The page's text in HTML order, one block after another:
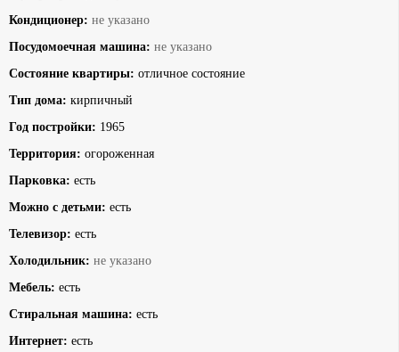
Кондиционер: не указано
Посудомоечная машина: не указано
Состояние квартиры: отличное состояние
Тип дома: кирпичный
Год постройки: 1965
Территория: огороженная
Парковка: есть
Можно с детьми: есть
Телевизор: есть
Холодильник: не указано
Мебель: есть
Стиральная машина: есть
Интернет: есть